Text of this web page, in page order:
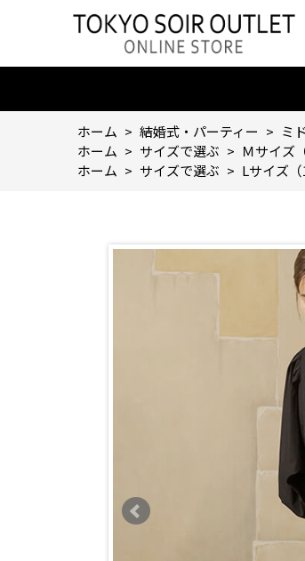
ホーム > 結婚式・パーティー > ミ
ホーム > サイズで選ぶ > Ｍサイズ
ホーム > サイズで選ぶ > Lサイズ（